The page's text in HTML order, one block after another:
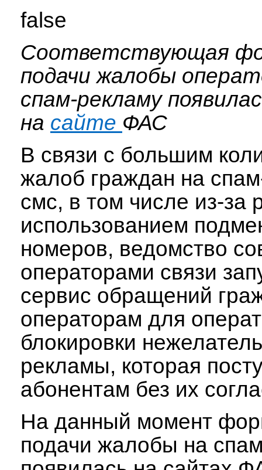
false
Соответствующая
подачи жалобы
спам-рекламу
на сайте ФАС
В связи с большим
жалоб граждан на
смс, в том числе из-за
использованием
номеров, ведомство
операторами связи
сервис обращений
операторам для
блокировки
рекламы, которая
абонентам без их
На данный момент
подачи жалобы на